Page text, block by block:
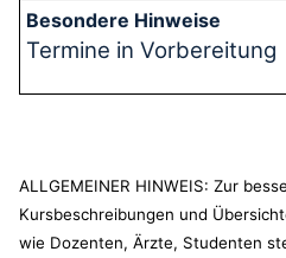
Termine in Vorbereitung
ALLGEMEINER HINWEIS: Zur
Kursbeschreibungen und
wie Dozenten, Ärzte, Studenten